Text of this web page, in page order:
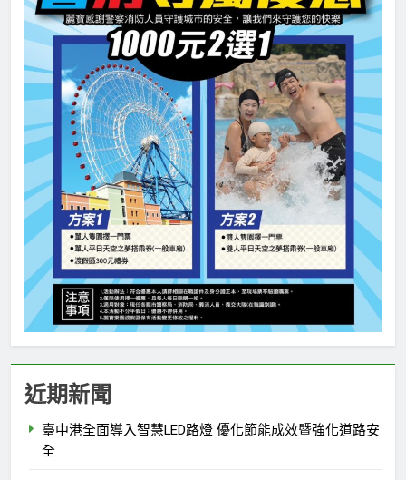
近期新聞
臺中港全面導入智慧LED路燈 優化節能成效暨強化道路安
全